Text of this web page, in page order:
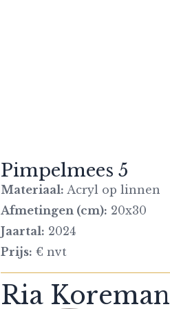
Pimpelmees 5
Materiaal: Acryl op linnen
Afmetingen (cm): 20x30
Jaartal: 2024
Prijs: € nvt
Ria Koreman